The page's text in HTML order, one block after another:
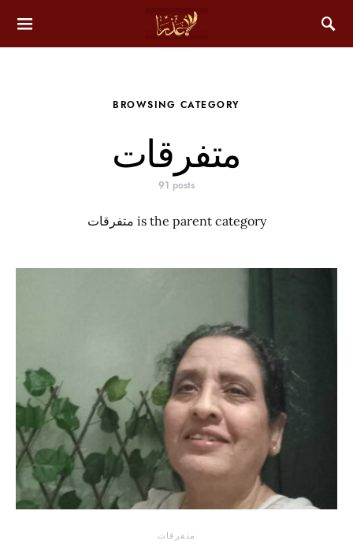
BROWSING CATEGORY
متفرقات
91 posts
متفرقات is the parent category
متفرقات